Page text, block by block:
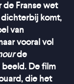
Franse wet
komt,
van
vooral vol
de
De film
die het